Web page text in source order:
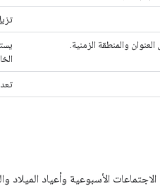
والمنطقة الزمنية.
الأسبوعية وأعياد الميلاد